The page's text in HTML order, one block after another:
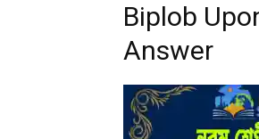
Biplob
Answer